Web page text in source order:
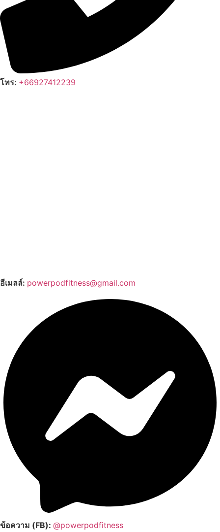
โทร: +66927412239
อีเมลล์: powerpodfitness@gmail.com
ข้อความ (FB): @powerpodfitness